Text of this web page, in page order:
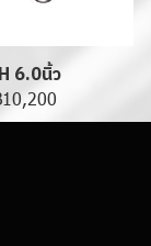
6.0นิ้ว